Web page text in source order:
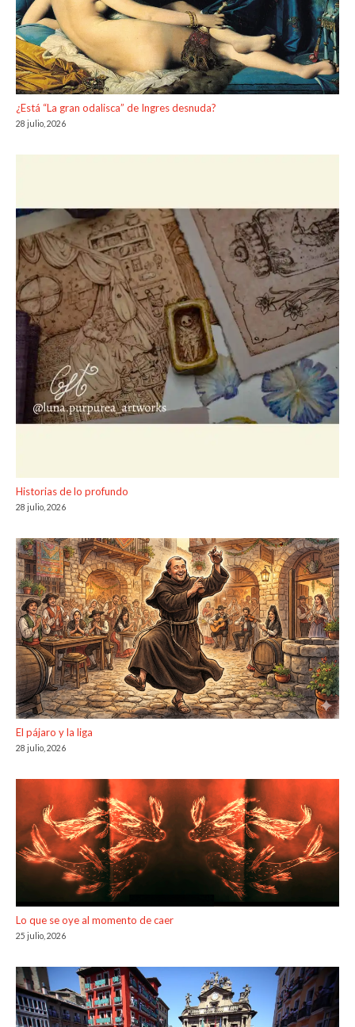
¿Está “La gran odalisca” de Ingres desnuda?
28 julio, 2026
Historias de lo profundo
28 julio, 2026
El pájaro y la liga
28 julio, 2026
Lo que se oye al momento de caer
25 julio, 2026